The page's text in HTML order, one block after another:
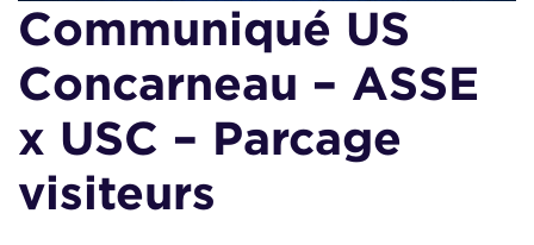
Communiqué US
Concarneau – ASSE
x USC – Parcage
visiteurs